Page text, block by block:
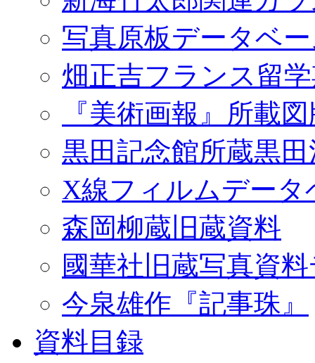
写真原板データベ
畑正吉フランス留
『美術画報』所載
黒田記念館所蔵黒
X線フィルムデータ
森岡柳蔵旧蔵資料
國華社旧蔵写真資
今泉雄作『記事珠』
資料目録